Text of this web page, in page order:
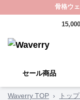
骨格ウ
セール商品
Waverry TOP › トッ